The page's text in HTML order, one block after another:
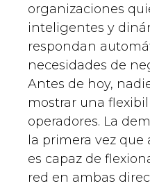
organizaciones
inteligentes y
respondan
necesidades de
Antes de hoy,
mostrar una
operadores. La
la primera vez
es capaz de
red en ambas